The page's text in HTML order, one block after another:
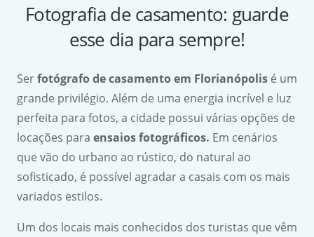
Fotografia de casamento: guarde
esse dia para sempre!
Serfotógrafo de casamento em Florianópolis é um
grande privilégio. Além de uma energia incrível e luz
perfeita para fotos, a cidade possui várias opções de
locações para ensaios fotográficos. Em cenários
que vão do urbano ao rústico, do natural ao
sofisticado, é possível agradar a casais com os mais
variados estilos.
Um dos locais mais conhecidos dos turistas que vêm